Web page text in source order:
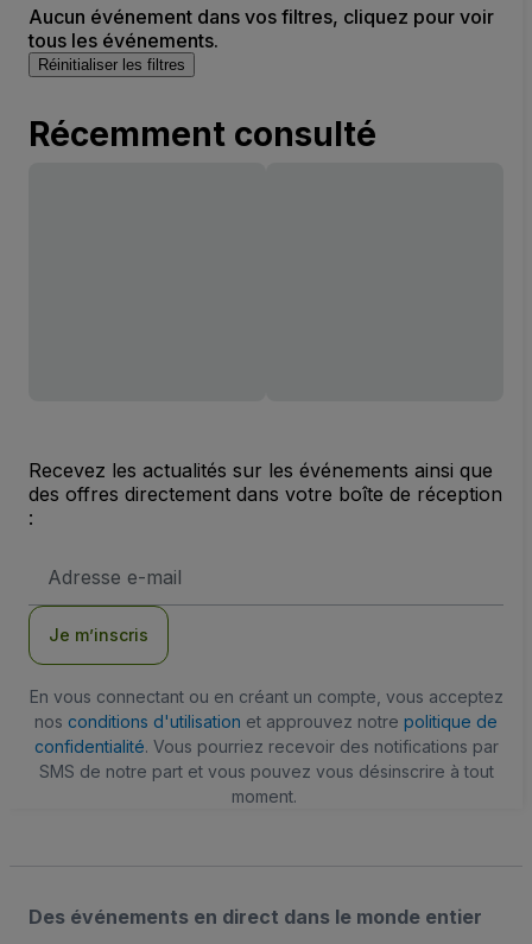
Aucun événement dans vos filtres, cliquez pour voir
tous les événements.
Réinitialiser les filtres
Récemment consulté
Recevez les actualités sur les événements ainsi que
des offres directement dans votre boîte de réception
:
e-
Je m’inscris
En vous connectant ou en créant un compte, vous acceptez
nos conditions d'utilisation et approuvez notre politique de
confidentialité. Vous pourriez recevoir des notifications par
SMS de notre part et vous pouvez vous désinscrire à tout
moment.
Des événements en direct dans le monde entier